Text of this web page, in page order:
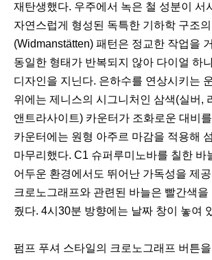
재탄생했다. 우주에서 녹은 철 성분이 서
자연스럽게 형성된 독특한 기하학 구조
(Widmanstätten) 패턴은 정교한 작업을
동일한 형태가 반복되지 않아 다이얼 하
디자인을 지닌다. 은하수를 연상시키는
위에는 제니스의 시그니처인 삼색(실버,
앤트라사이트) 카운터가 조화로운 대비
카운터에는 원형 아주르 마감을 적용해
마무리했다. C1 슈퍼루미노바를 칠한 바
어두운 환경에서도 뛰어난 가독성을 제
크로노그래프와 관련된 바늘은 빨간색을
줬다. 4시30분 방향에는 날짜 창이 놓여
펌프 푸셔 스타일의 크로노그래프 버튼